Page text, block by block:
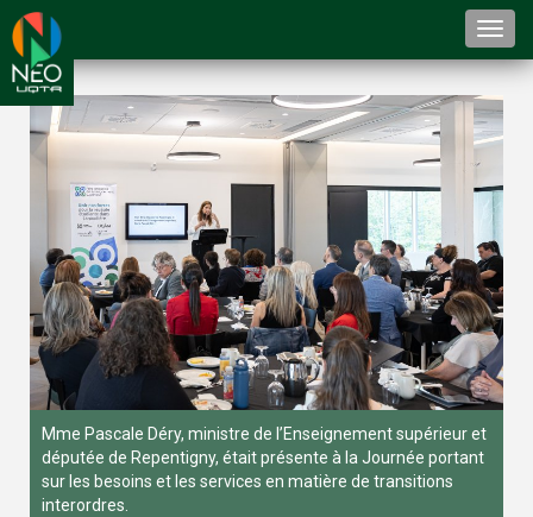
Mme Pascale Déry, ministre de l’Enseignement supérieur et
députée de Repentigny, était présente à la Journée portant
sur les besoins et les services en matière de transitions
interordres.